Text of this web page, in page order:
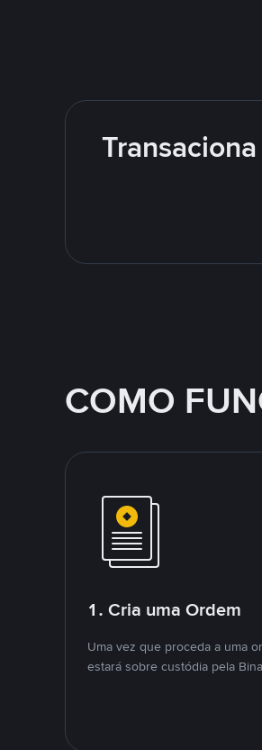
COMO
1. Cria uma Ordem
Uma vez que proceda a uma
estará sobre custódia pela